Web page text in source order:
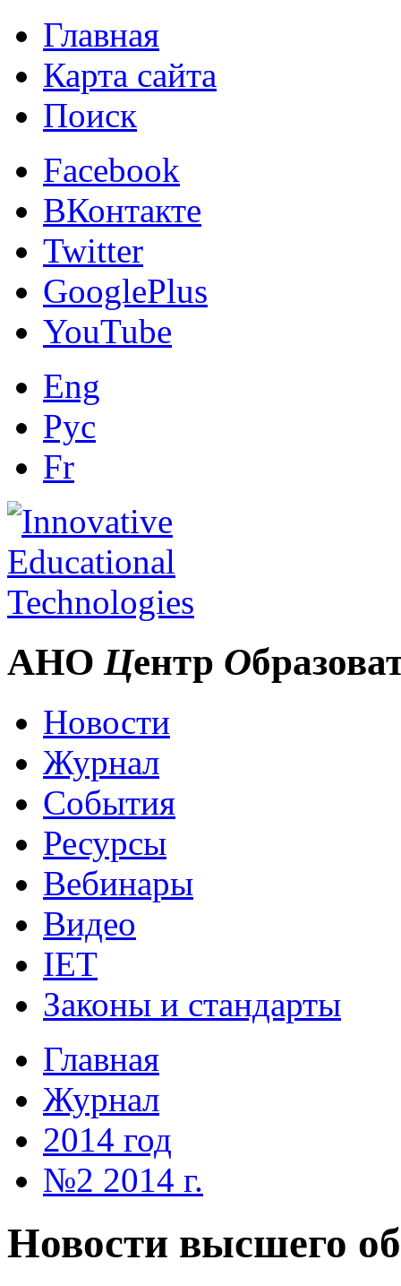
Главная
Карта сайта
Поиск
Facebook
ВКонтакте
Twitter
GooglePlus
YouTube
Eng
Рус
Fr
АНО Центр О
Новости
Журнал
События
Ресурсы
Вебинары
Видео
IET
Законы и стандарты
Главная
Журнал
2014 год
№2 2014 г.
Новости высшего